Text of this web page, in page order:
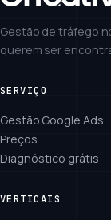
Gestão de tráfego
querem ser
SERVIÇO
Gestão Google Ads
Preços
Diagnóstico grátis
VERTICAIS